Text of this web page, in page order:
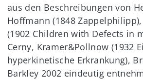
aus den Beschreibungen von
Hoffmann (1848
(1902 Children with Defects in
Cerny, Kramer&Pollnow (1932
hyperkinetische Erkrankung),
Barkley 2002 eindeutig